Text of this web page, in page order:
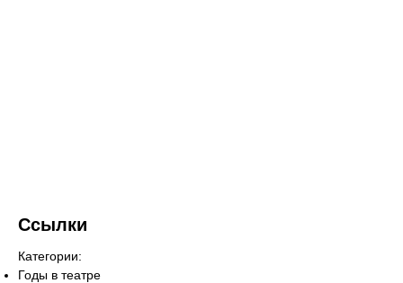
Ссылки
Категории:
Годы в театре